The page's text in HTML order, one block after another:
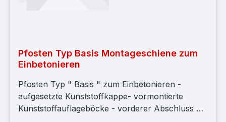
Pfosten Typ Basis Montageschiene zum
Einbetonieren
Pfosten Typ " Basis " zum Einbetonieren -
aufgesetzte Kunststoffkappe- vormontierte
Kunststoffauflageböcke - vorderer Abschluss mit